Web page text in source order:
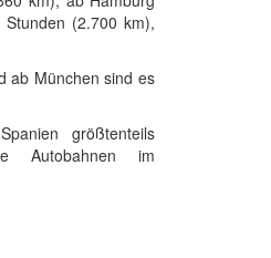
(2.700 km),
ab München sind es
größtenteils
Autobahnen im